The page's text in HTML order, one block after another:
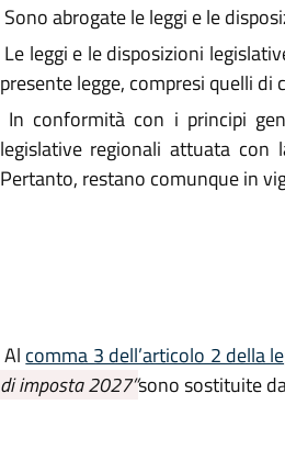
Sono abrogate le leggi e le
Le leggi e le disposizioni
presente legge, compresi quelli
In conformità con i principi
legislative regionali attuata con
Pertanto, restano comunque in
Al comma 3 dell’articolo 2 della
di imposta 2027”sono sostituite